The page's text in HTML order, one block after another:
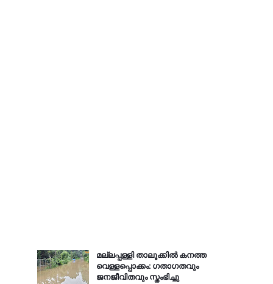
മല്ലപ്പള്ളി താലൂക്കിൽ കനത്ത
വെള്ളപ്പൊക്കം: ഗതാഗതവും
ജനജീവിതവും സ്തംഭിച്ചു